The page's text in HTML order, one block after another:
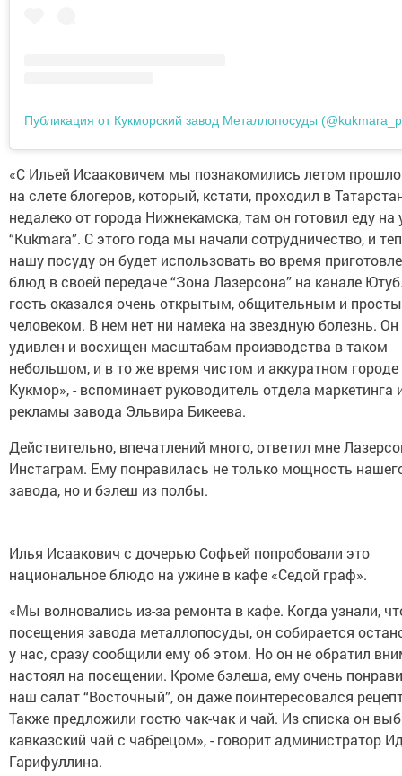
Публикация от Кукморский завод Металлопосуды
«С Ильей Исааковичем мы познакомились летом
на слете блогеров, который, кстати, проходил в
недалеко от города Нижнекамска, там он готовил еду на
“Kukmara”. С этого года мы начали сотрудничество, и
нашу посуду он будет использовать во время
блюд в своей передаче “Зона Лазерсона” на канале
гость оказался очень открытым, общительным и
человеком. В нем нет ни намека на звездную болезнь.
удивлен и восхищен масштабам производства в таком
небольшом, и в то же время чистом и аккуратном городе
Кукмор», - вспоминает руководитель отдела маркетинга
рекламы завода Эльвира Бикеева.
Действительно, впечатлений много, ответил мне
Инстаграм. Ему понравилась не только мощность
завода, но и бэлеш из полбы.
Илья Исаакович с дочерью Софьей попробовали это
национальное блюдо на ужине в кафе «Седой граф».
«Мы волновались из-за ремонта в кафе. Когда узнали,
посещения завода металлопосуды, он собирается
у нас, сразу сообщили ему об этом. Но он не обратил
настоял на посещении. Кроме бэлеша, ему очень
наш салат “Восточный”, он даже поинтересовался
Также предложили гостю чак-чак и чай. Из списка он
кавказский чай с чабрецом», - говорит администратор
Гарифуллина.